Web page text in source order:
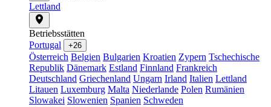
Lettland
Betriebsstätten
Portugal
+26
Österreich Belgien Bulgarien Kroatien Zypern Tschechische
Republik Dänemark Estland Finnland Frankreich
Deutschland Griechenland Ungarn Irland Italien Lettland
Litauen Luxemburg Malta Niederlande Polen Rumänien
Slowakei Slowenien Spanien Schweden